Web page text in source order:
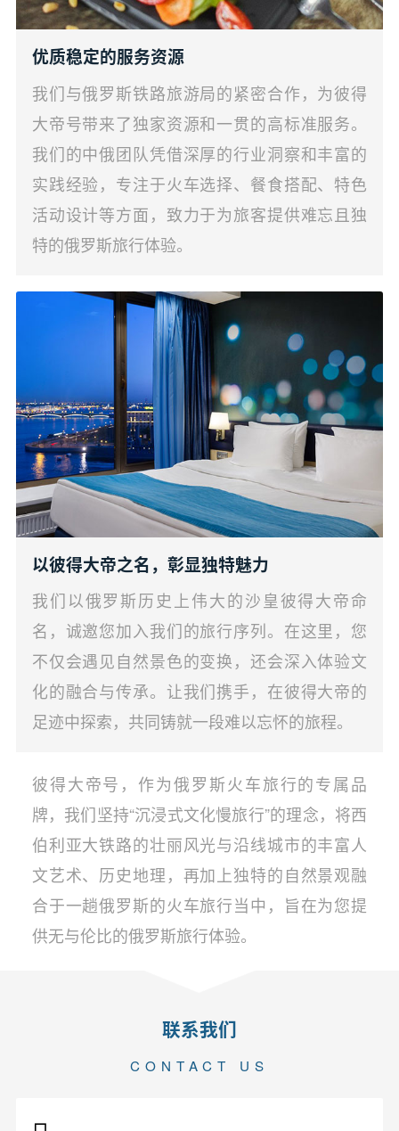
优质稳定的服务资源
我们与俄罗斯铁路旅游局的紧密合作，为彼得
大帝号带来了独家资源和一贯的高标准服务。
我们的中俄团队凭借深厚的行业洞察和丰富的
实践经验，专注于火车选择、餐食搭配、特色
活动设计等方面，致力于为旅客提供难忘且独
特的俄罗斯旅行体验。
以彼得大帝之名，彰显独特魅力
我们以俄罗斯历史上伟大的沙皇彼得大帝命
名，诚邀您加入我们的旅行序列。在这里，您
不仅会遇见自然景色的变换，还会深入体验文
化的融合与传承。让我们携手，在彼得大帝的
足迹中探索，共同铸就一段难以忘怀的旅程。
彼得大帝号，作为俄罗斯火车旅行的专属品
牌，我们坚持“沉浸式文化慢旅行”的理念，将西
伯利亚大铁路的壮丽风光与沿线城市的丰富人
文艺术、历史地理，再加上独特的自然景观融
合于一趟俄罗斯的火车旅行当中，旨在为您提
供无与伦比的俄罗斯旅行体验。
联系我们
CONTACT US